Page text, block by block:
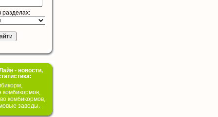
разделах:
- новости,
комбикормов,
комбикормов,
заводы.